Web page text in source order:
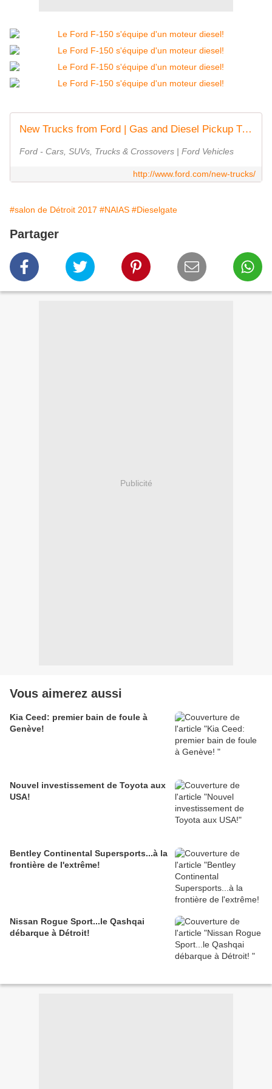
New Trucks from Ford | Gas and Diesel Pickup Trucks for Work or Play | Ford.com
Ford - Cars, SUVs, Trucks & Crossovers | Ford Vehicles
http://www.ford.com/new-trucks/
#salon de Détroit 2017 #NAIAS #Dieselgate
Partager
Publicité
Vous aimerez aussi
Kia Ceed: premier bain de foule à
Genève!
Nouvel investissement de Toyota aux
USA!
Bentley Continental Supersports...à la
frontière de l'extrême!
Nissan Rogue Sport...le Qashqai
débarque à Détroit!